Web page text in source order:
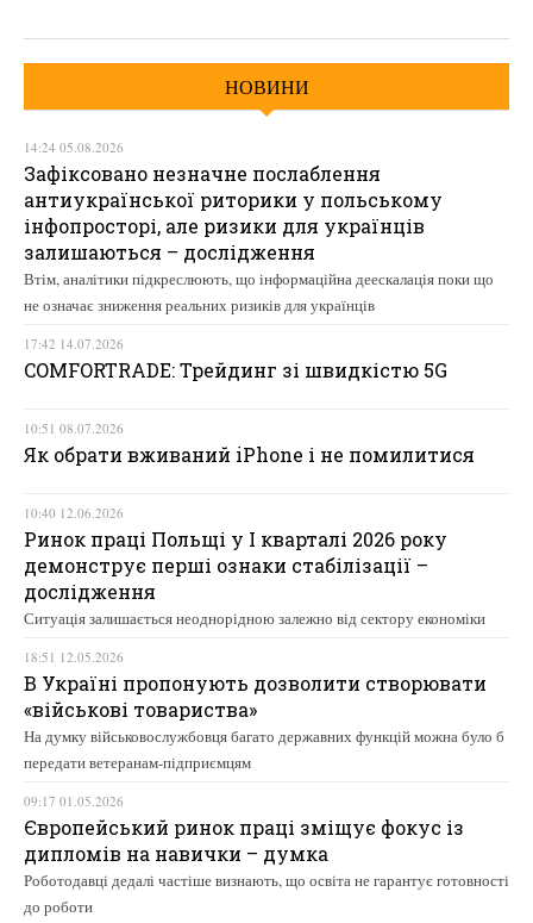
НОВИНИ
14:24 05.08.2026
Зафіксовано незначне послаблення
антиукраїнської риторики у польському
інфопросторі, але ризики для українців
залишаються – дослідження
Втім, аналітики підкреслюють, що інформаційна деескалація поки що
не означає зниження реальних ризиків для українців
17:42 14.07.2026
COMFORTRADE: Трейдинг зі швидкістю 5G
10:51 08.07.2026
Як обрати вживаний iPhone і не помилитися
10:40 12.06.2026
Ринок праці Польщі у І кварталі 2026 року
демонструє перші ознаки стабілізації –
дослідження
Ситуація залишається неоднорідною залежно від сектору економіки
18:51 12.05.2026
В Україні пропонують дозволити створювати
«військові товариства»
На думку військовослужбовця багато державних функцій можна було б
передати ветеранам-підприємцям
09:17 01.05.2026
Європейський ринок праці зміщує фокус із
дипломів на навички – думка
Роботодавці дедалі частіше визнають, що освіта не гарантує готовності
до роботи